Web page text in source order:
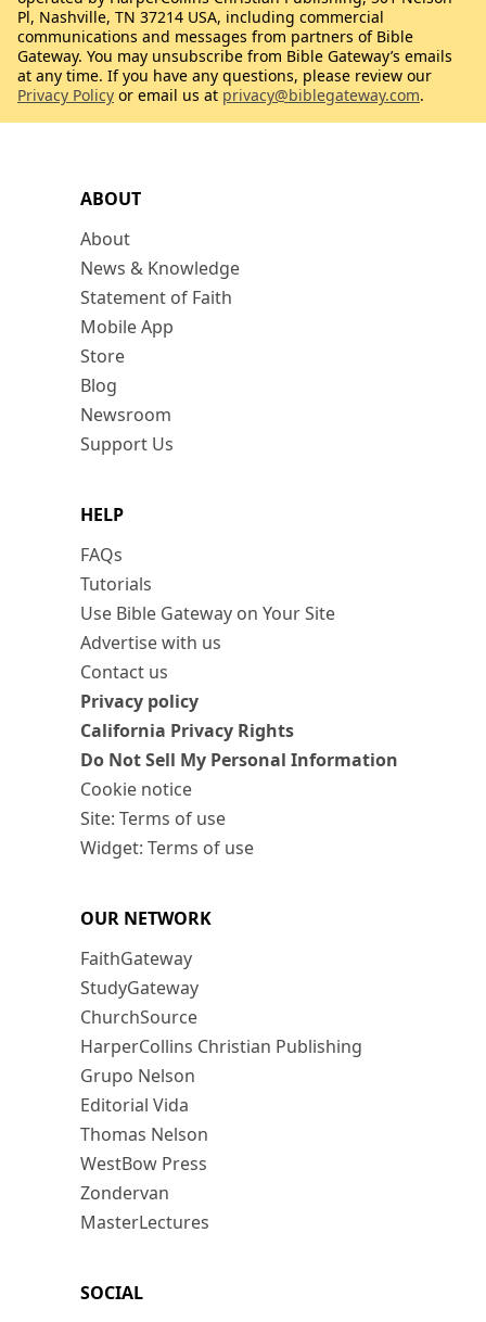
ABOUT
About
News & Knowledge
Statement of Faith
Mobile App
Store
Blog
Newsroom
Support Us
HELP
FAQs
Tutorials
Use Bible Gateway on Your Site
Advertise with us
Contact us
Privacy policy
California Privacy Rights
Do Not Sell My Personal Information
Cookie notice
Site: Terms of use
Widget: Terms of use
OUR NETWORK
FaithGateway
StudyGateway
ChurchSource
HarperCollins Christian Publishing
Grupo Nelson
Editorial Vida
Thomas Nelson
WestBow Press
Zondervan
MasterLectures
SOCIAL
Pl, Nashville, TN 37214 USA, including commercial
communications and messages from partners of Bible
Gateway. You may unsubscribe from Bible Gateway’s emails
at any time. If you have any questions, please review our
Privacy Policy or email us at privacy@biblegateway.com.